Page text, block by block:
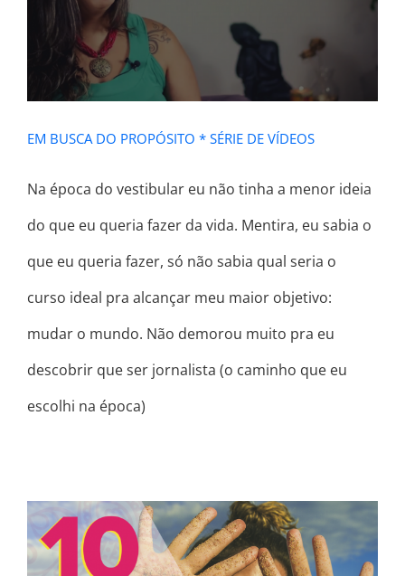
DE VÍDEOS
EM BUSCA DO PROPÓSITO * SÉRIE DE VÍDEOS
Na época do vestibular eu não tinha a menor ideia
do que eu queria fazer da vida. Mentira, eu sabia o
que eu queria fazer, só não sabia qual seria o
curso ideal pra alcançar meu maior objetivo:
mudar o mundo. Não demorou muito pra eu
descobrir que ser jornalista (o caminho que eu
escolhi na época)